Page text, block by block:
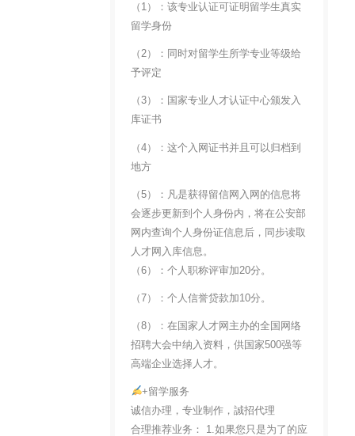
（1）：该专业认证可证明留学生真实
留学身份
（2）：同时对留学生所学专业等级给
予评定
（3）：国家专业人才认证中心颁发入
库证书
（4）：这个入网证书并且可以归档到
地方
（5）：凡是获得留信网入网的信息将
会逐步更新到个人身份内，将在公安部
网内查询个人身份证信息后，同步读取
人才网入库信息。
（6）：个人职称评审加20分。
（7）：个人信誉贷款加10分。
（8）：在国家人才网主办的全国网络
招聘大会中纳入资料，供国家500强等
高端企业选择人才。
+留学服务
诚信办理，专业制作，誠招代理
合理推荐业务： 1.如果您只是为了的应